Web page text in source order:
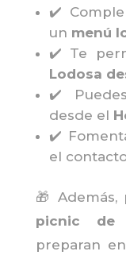
✔️
un menú
✔️ Te
Lodosa
✔️
desde el
✔️
el
🎁
picnic de
preparan